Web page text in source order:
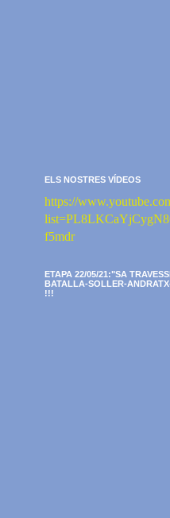
ELS NOSTRES VÍDEOS
https://
f5mdr
ETAPA 22/05/21:"SA
BATALLA-SOLLER-
!!!